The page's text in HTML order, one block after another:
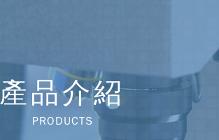
產品介紹
PRODUCTS